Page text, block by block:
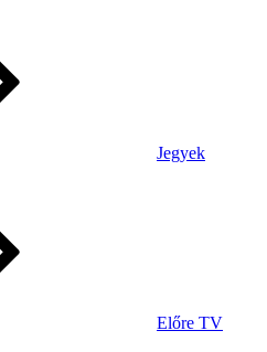
Jegyek
Előre TV